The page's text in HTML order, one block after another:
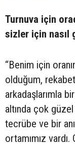
Turnuva için
sizler için nasıl
“Benim için
olduğum,
arkadaşlarımla
altında çok
tecrübe ve bir
ortamımız